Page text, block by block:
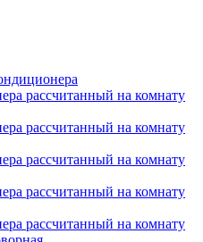
рассчитанный на комнату
рассчитанный на комнату
рассчитанный на комнату
рассчитанный на комнату
рассчитанный на комнату